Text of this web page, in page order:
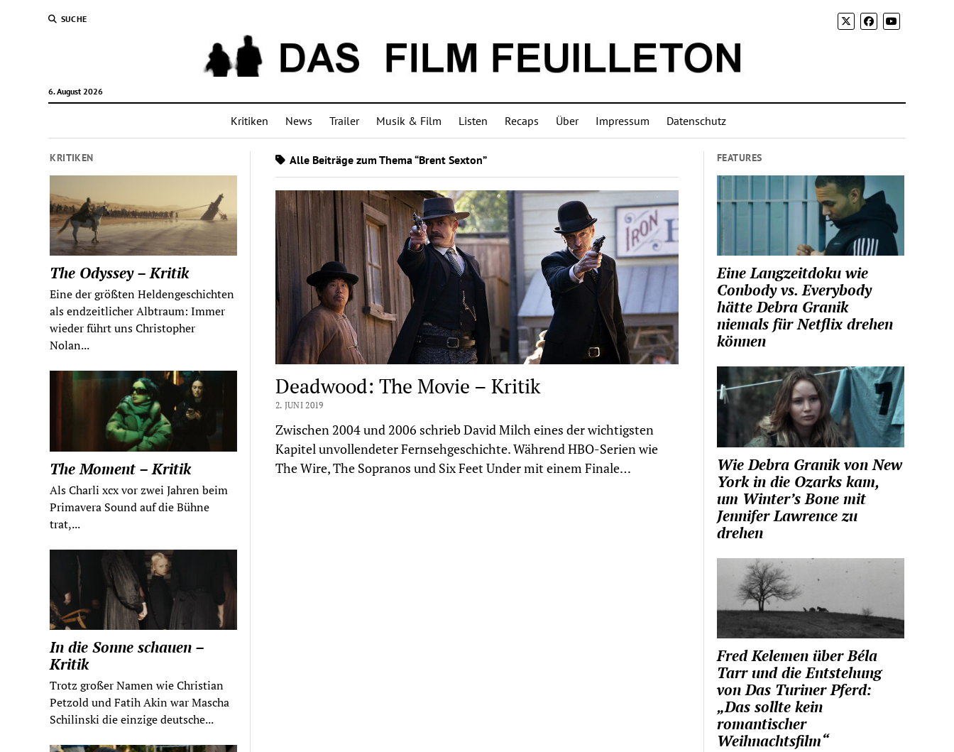
SUCHE
6. August 2026
Kritiken News Trailer Musik & Film Listen Recaps Über Impressum Datenschutz
KRITIKEN
The Odyssey – Kritik
Eine der größten Heldengeschichten
als endzeitlicher Albtraum: Immer
wieder führt uns Christopher
Nolan...
The Moment – Kritik
Als Charli xcx vor zwei Jahren beim
Primavera Sound auf die Bühne
trat,...
In die Sonne schauen –
Kritik
Trotz großer Namen wie Christian
Petzold und Fatih Akin war Mascha
Schilinski die einzige deutsche...
Alle Beiträge zum Thema “Brent Sexton”
Deadwood: The Movie – Kritik
2. JUNI 2019
Zwischen 2004 und 2006 schrieb David Milch eines der wichtigsten
Kapitel unvollendeter Fernsehgeschichte. Während HBO-Serien wie
The Wire, The Sopranos und Six Feet Under mit einem Finale…
FEATURES
Eine Langzeitdoku wie
Conbody vs. Everybody
hätte Debra Granik
niemals für Netflix drehen
können
Wie Debra Granik von New
York in die Ozarks kam,
um Winter’s Bone mit
Jennifer Lawrence zu
drehen
Fred Kelemen über Béla
Tarr und die Entstehung
von Das Turiner Pferd:
„Das sollte kein
romantischer
Weihnachtsfilm“